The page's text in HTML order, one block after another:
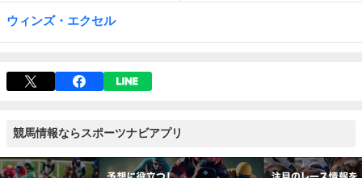
ウィンズ・エクセル
競馬情報ならスポーツナビアプリ